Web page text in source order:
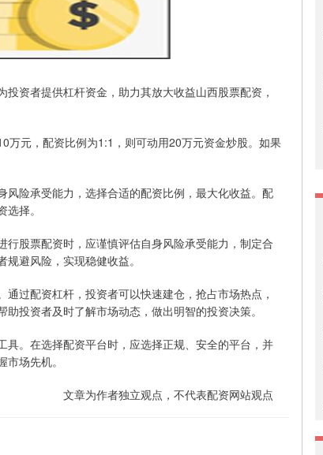
资者提供杠杆资金，助力其放大收益山西股票配资，
万元，配资比例为1:1，则可动用20万元资金炒股。如果
险承受能力，选择合适的配资比例，最大化收益。配
择。
股票配资时，应谨慎评估自身风险承受能力，制定合
避风险，实现稳健收益。
过配资杠杆，投资者可以快速建仓，抢占市场热点，
投资者及时了解市场动态，做出明智的投资决策。
。在选择配资平台时，应选择正规、安全的平台，并
场先机。
文章为作者独立观点，不代表配资网站观点